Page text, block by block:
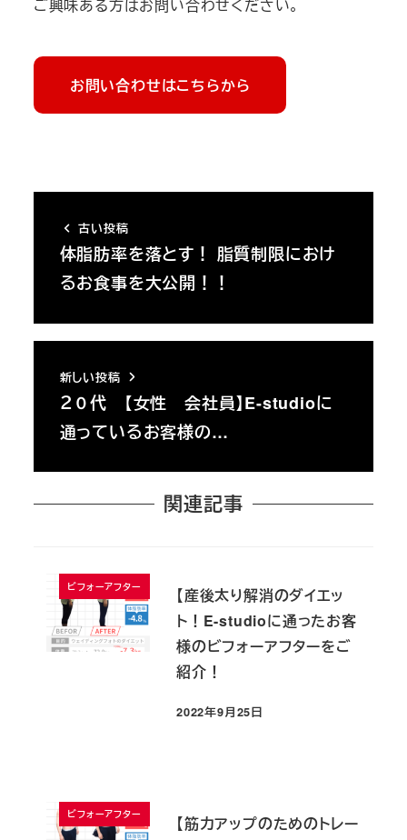
ご興味ある方はお問い合わせください。
お問い合わせはこちらから
古い投稿
体脂肪率を落とす！ 脂質制限におけ
るお食事を大公開！！
新しい投稿
２０代 【女性 会社員】E-studioに
通っているお客様の…
関連記事
ビフォーアフター
【産後太り解消のダイエッ
ト！E-studioに通ったお客
様のビフォーアフターをご
紹介！
投稿日
2022年9月25日
ビフォーアフター
【筋力アップのためのトレー